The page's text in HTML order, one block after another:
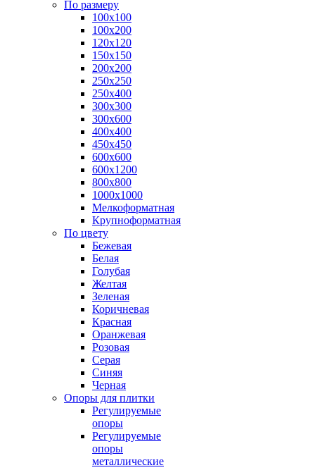
По размеру
100х100
100х200
120х120
150х150
200х200
250х250
250х400
300х300
300х600
400х400
450х450
600х600
600х1200
800х800
1000х1000
Мелкоформатная
Крупноформатная
По цвету
Бежевая
Белая
Голубая
Желтая
Зеленая
Коричневая
Красная
Оранжевая
Розовая
Серая
Синяя
Черная
Опоры для плитки
Регулируемые
опоры
Регулируемые
опоры
металлические